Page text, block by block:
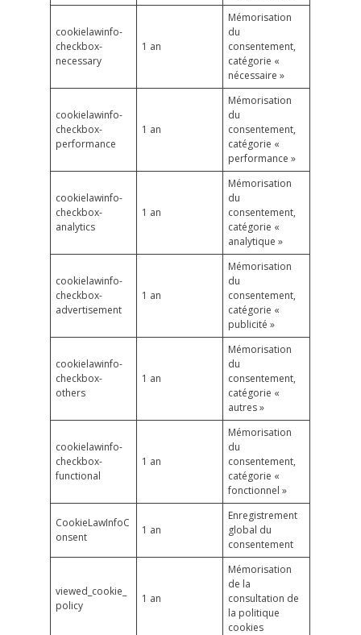
cookielawinfo-
checkbox-
necessary
1 an
Mémorisation
du
consentement,
catégorie «
nécessaire »
cookielawinfo-
checkbox-
performance
1 an
Mémorisation
du
consentement,
catégorie «
performance »
cookielawinfo-
checkbox-
analytics
1 an
Mémorisation
du
consentement,
catégorie «
analytique »
cookielawinfo-
checkbox-
advertisement
1 an
Mémorisation
du
consentement,
catégorie «
publicité »
cookielawinfo-
checkbox-
others
1 an
Mémorisation
du
consentement,
catégorie «
autres »
cookielawinfo-
checkbox-
functional
1 an
Mémorisation
du
consentement,
catégorie «
fonctionnel »
CookieLawInfoC
onsent
1 an
Enregistrement
global du
consentement
viewed_cookie_
policy
1 an
Mémorisation
de la
consultation de
la politique
cookies